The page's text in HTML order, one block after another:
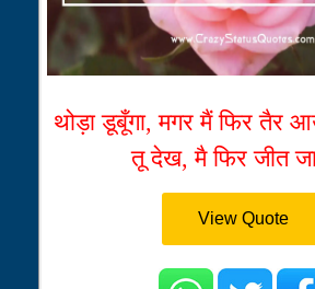
थोड़ा डूबूँगा, मगर मैं फिर तैर
तू देख, मै फिर जीत
View Quote